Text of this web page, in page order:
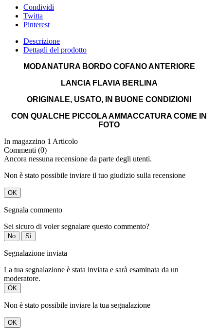
Condividi
Twitta
Pinterest
Descrizione
Dettagli del prodotto
MODANATURA BORDO COFANO ANTERIORE
LANCIA FLAVIA BERLINA
ORIGINALE, USATO, IN BUONE CONDIZIONI
CON QUALCHE PICCOLA AMMACCATURA COME IN
FOTO
In magazzino 1 Articolo
Commenti (0)
Ancora nessuna recensione da parte degli utenti.
Non è stato possibile inviare il tuo giudizio sulla recensione
OK
Segnala commento
Sei sicuro di voler segnalare questo commento?
No Sì
Segnalazione inviata
La tua segnalazione è stata inviata e sarà esaminata da un
moderatore.
OK
Non è stato possibile inviare la tua segnalazione
OK